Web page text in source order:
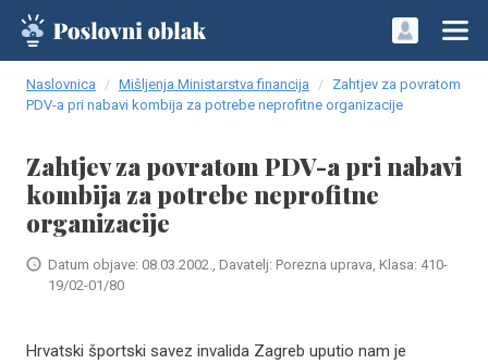
Naslovnica Mišljenja Ministarstva financija
Zahtjev za povratom
PDV-a pri nabavi kombija za potrebe neprofitne organizacije
Zahtjev za povratom PDV-a pri nabavi
kombija za potrebe neprofitne
organizacije
Datum objave: 08.03.2002., Davatelj: Porezna uprava, Klasa: 410-
19/02-01/80
Hrvatski športski savez invalida Zagreb uputio nam je